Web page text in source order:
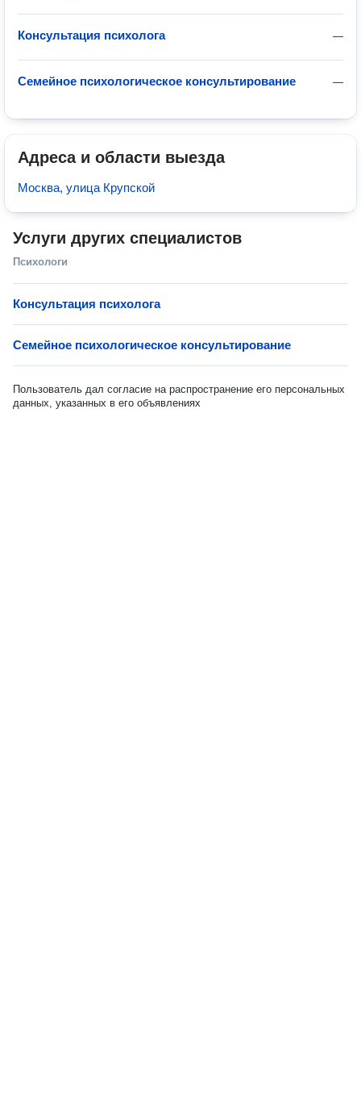
—
Консультация психолога
—
Семейное психологическое консультирование
Адреса и области выезда
Москва, улица Крупской
Услуги других специалистов
Психологи
Консультация психолога
Семейное психологическое консультирование
Пользователь дал согласие на распространение его персональных
данных, указанных в его объявлениях